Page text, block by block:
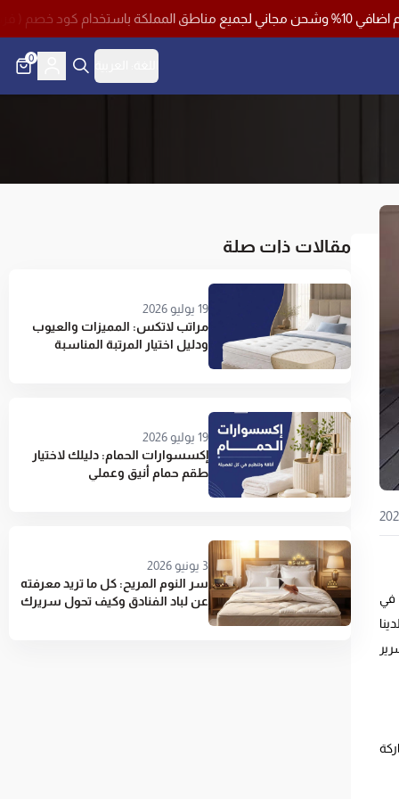
0
في
مقالات ذات صلة
19 يوليو 2026
مراتب لاتكس: المميزات والعيوب
ودليل اختيار المرتبة المناسبة
19 يوليو 2026
إكسسوارات الحمام: دليلك لاختيار
طقم حمام أنيق وعملي
3 يونيو 2026
سر النوم المريح: كل ما تريد معرفته
عن لباد الفنادق وكيف تحول سريرك